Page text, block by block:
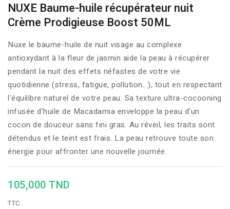
NUXE Baume-huile récupérateur nuit
Crème Prodigieuse Boost 50ML
Nuxe le baume-huile de nuit visage au complexe
antioxydant à la fleur de jasmin aide la peau à récupérer
pendant la nuit des effets néfastes de votre vie
quotidienne (stress, fatigue, pollution...), tout en respectant
l'équilibre naturel de votre peau. Sa texture ultra-cocooning
infusée d'huile de Macadamia enveloppe la peau d'un
cocon de douceur sans fini gras. Au réveil, les traits sont
détendus et le teint est frais. La peau retrouve toute son
énergie pour affronter une nouvelle journée.
105,000 TND
TTC